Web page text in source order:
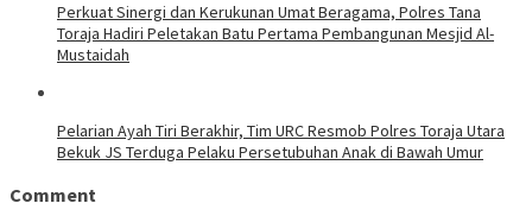
Perkuat Sinergi dan Kerukunan Umat Beragama, Polres Tana
Toraja Hadiri Peletakan Batu Pertama Pembangunan Mesjid Al-
Mustaidah
Pelarian Ayah Tiri Berakhir, Tim URC Resmob Polres Toraja Utara
Bekuk JS Terduga Pelaku Persetubuhan Anak di Bawah Umur
Comment